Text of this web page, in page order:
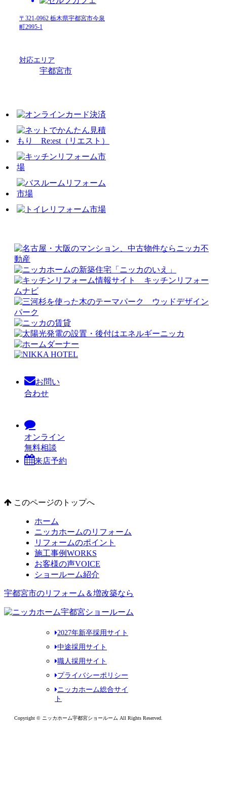
〒321-0962 栃木県宇都宮市今泉
町2995-1
対応エリア
宇都宮市
お問い
合わせ
オンライン
無料相談
来店予約
このページのトップへ
ホーム
ニッカホームのリフォーム
リフォームのポイント
施工事例WORKS
お客様の声VOICE
ショールーム紹介
宇都宮市のリフォーム＆増改築なら
2027年新卒採用サイト
中途採用サイト
職人採用サイト
プライバシーポリシー
ニッカホーム総合サイ
ト
Copyright © ニッカホーム宇都宮ショールーム All Rights Reserved.